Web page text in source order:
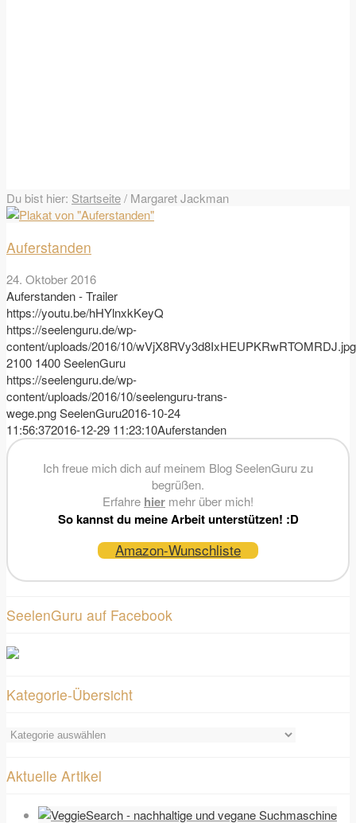
Du bist hier: Startseite/ Margaret Jackman
Auferstanden
24. Oktober 2016
Auferstanden - Trailer
https://youtu.be/hHYlnxkKeyQ
https://seelenguru.de/wp-
content/uploads/2016/10/wVjX8RVy3d8IxHEUPKRwRTOMRDJ.jpg
2100 1400SeelenGuru
https://seelenguru.de/wp-
content/uploads/2016/10/seelenguru-trans-
wege.pngSeelenGuru2016-10-24
11:56:372016-12-29 11:23:10Auferstanden
Ich freue mich dich auf meinem Blog SeelenGuru zu
begrüßen.
Erfahre hier mehr über mich!
So kannst du meine Arbeit unterstützen! :D
Amazon-Wunschliste
SeelenGuru auf Facebook
Kategorie-Übersicht
Kategorie-
Aktuelle Artikel